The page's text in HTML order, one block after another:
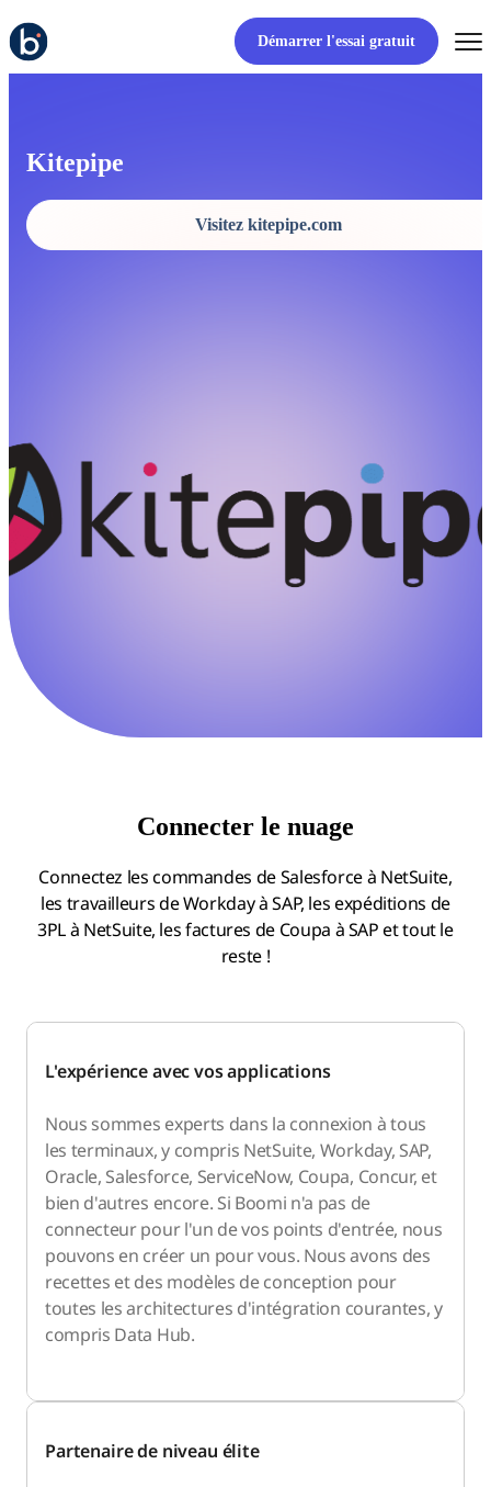
Démarrer l'essai gratuit
Kitepipe
Visitez kitepipe.com
Connecter le nuage
Connectez les commandes de Salesforce à NetSuite,
les travailleurs de Workday à SAP, les expéditions de
3PL à NetSuite, les factures de Coupa à SAP et tout le
reste !
L'expérience avec vos applications
Nous sommes experts dans la connexion à tous
les terminaux, y compris NetSuite, Workday, SAP,
Oracle, Salesforce, ServiceNow, Coupa, Concur, et
bien d'autres encore. Si Boomi n'a pas de
connecteur pour l'un de vos points d'entrée, nous
pouvons en créer un pour vous. Nous avons des
recettes et des modèles de conception pour
toutes les architectures d'intégration courantes, y
compris Data Hub.
Partenaire de niveau élite